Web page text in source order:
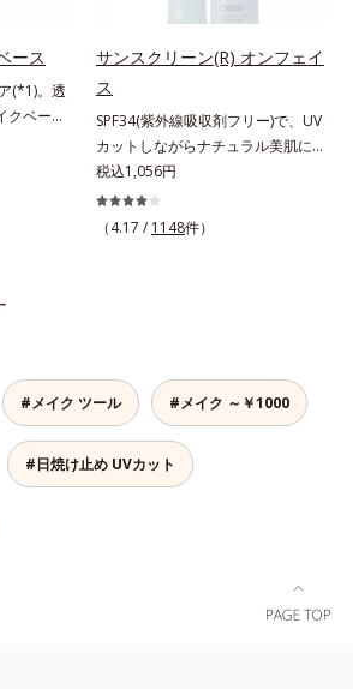
、乾燥を
ー葉エ
ギノサ樹
コシド
マー、ジ
アクリ
います。
ミ・ソ
ルーフテスト済で、アウトドアにも
おすすめです。* 10時間化粧持ちデ
人差があります。
ース
(*1)。透
クベー
クはニキ
と心配に
ないと、
ビケア成
えられ
ジュ色
払われ、
しっとり
きます。
を紫外
ガードし
サンスクリーン(R) オンフェイ
ス
SPF34(紫外線吸収剤フリー)で、UV
カットしながらナチュラル美肌に。
これ1本で“小でかけ”にも、化粧下
地としても。この1本があれば、“ち
ょっとそこまで”もOKなすっぴん美
む絶妙な色設計で、白浮きなしの明
るい自然なつや肌に。さらに超軽量
粉体を採用しているので、とっても
軽い付けごこち。単品でも、化粧下
ら、お肌の状態に合わせてお選びい
税込1,056円
（4.17 / 1148件）
#メイク ツール #メイク ～￥1000
#日焼け止め UVカット